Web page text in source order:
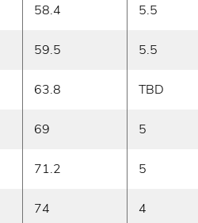
58.4 5.5
59.5 5.5
63.8 TBD
69 5
71.2 5
74 4